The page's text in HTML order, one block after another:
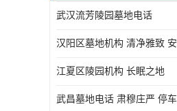
武汉流芳陵园墓地电话
江夏区陵园机构 长眠之地